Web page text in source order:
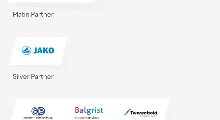
Platin Partner
Silver Partner